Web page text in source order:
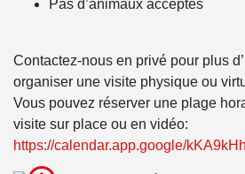
Pas d’animaux acceptés
Contactez-nous en privé pour plus
organiser une visite physique ou
Vous pouvez réserver une plage
visite sur place ou en vidéo:
https://calendar.app.google/